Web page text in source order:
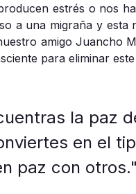
estrés o nos
a una migraña y esta
amigo Juancho
para eliminar
la paz
en el
paz con otros."